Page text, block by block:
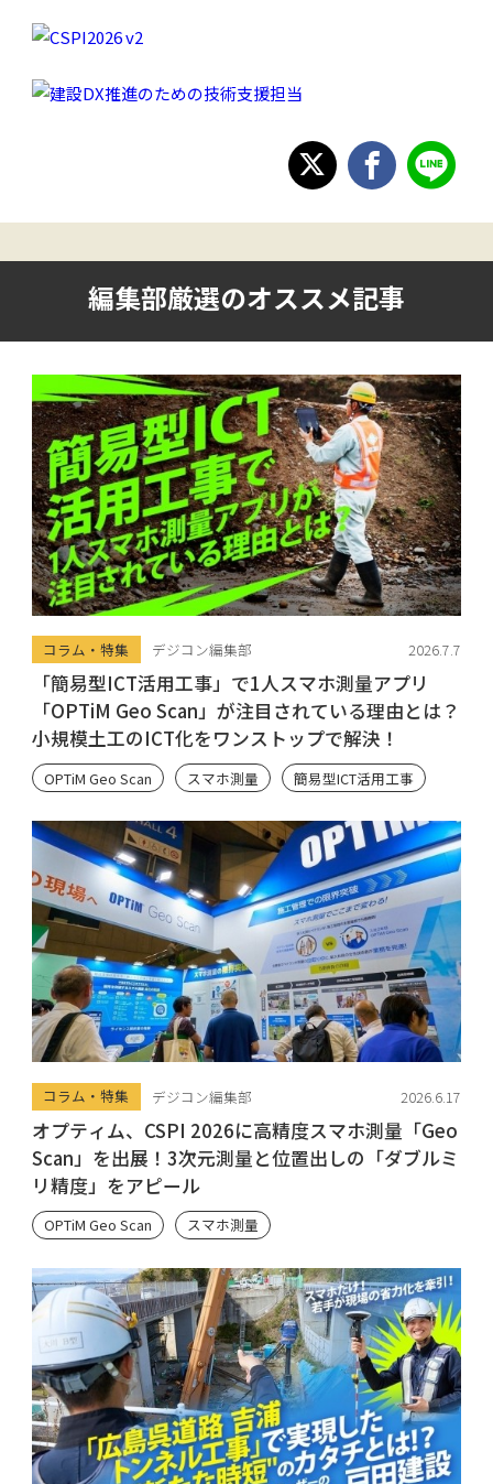
編集部厳選のオススメ記事
コラム・特集 デジコン編集部 2026.7.7
「簡易型ICT活用工事」で1人スマホ測量アプリ
「OPTiM Geo Scan」が注目されている理由とは？
小規模土工のICT化をワンストップで解決！
OPTiM Geo Scan スマホ測量 簡易型ICT活用工事
コラム・特集 デジコン編集部 2026.6.17
オプティム、CSPI 2026に高精度スマホ測量「Geo
Scan」を出展！3次元測量と位置出しの「ダブルミ
リ精度」をアピール
OPTiM Geo Scan スマホ測量